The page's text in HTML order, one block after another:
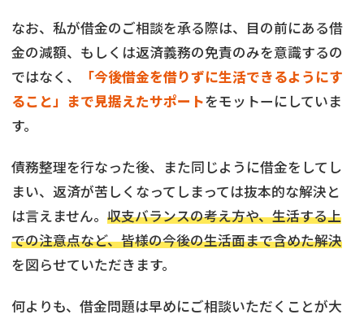
なお、私が借金のご相談を承る際は、目の前にある借
金の減額、もしくは返済義務の免責のみを意識するの
ではなく、
「今後借金を借りずに生活できるようにす
ること」まで見据えたサポートをモットーにしていま
す。
債務整理を行なった後、また同じように借金をしてし
まい、返済が苦しくなってしまっては抜本的な解決と
は言えません。 収支バランスの考え方や、生活する上
での注意点など、皆様の今後の生活面まで含めた解決
を図らせていただきます。
何よりも、借金問題は早めにご相談いただくことが大